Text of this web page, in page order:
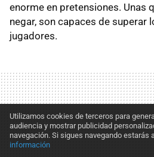
enorme en pretensiones. Unas
negar, son capaces de superar
jugadores.
Utilizamos cookies de terceros para
audiencia y mostrar publicidad
navegación. Si sigues navegando estarás
información